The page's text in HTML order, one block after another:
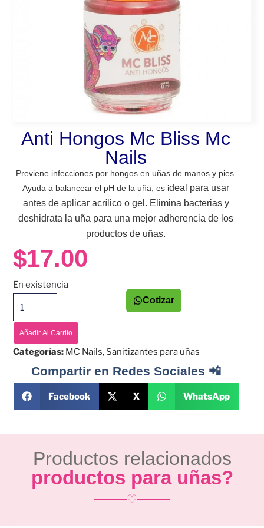
Anti Hongos Mc Bliss Mc
Nails
Previene infecciones por hongos en uñas de manos y pies.
Ayuda a balancear el pH de la uña, es ideal para usar
antes de aplicar acrílico o gel. Elimina bacterias y
deshidrata la uña para una mejor adherencia de los
productos de uñas.
$17.00
En existencia
Añadir Al Carrito
Cotizar
Categorías: MC Nails, Sanitizantes para uñas
Compartir en Redes Sociales 📲
Facebook X WhatsApp
Productos relacionados
productos para uñas?
♡